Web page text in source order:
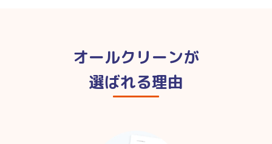
オールクリーンが
選ばれる理由